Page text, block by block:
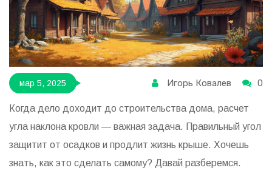
мар 5, 2025 Игорь Ковалев 0
Когда дело доходит до строительства дома, расчет
угла наклона кровли — важная задача. Правильный угол
защитит от осадков и продлит жизнь крыше. Хочешь
знать, как это сделать самому? Давай разберемся.